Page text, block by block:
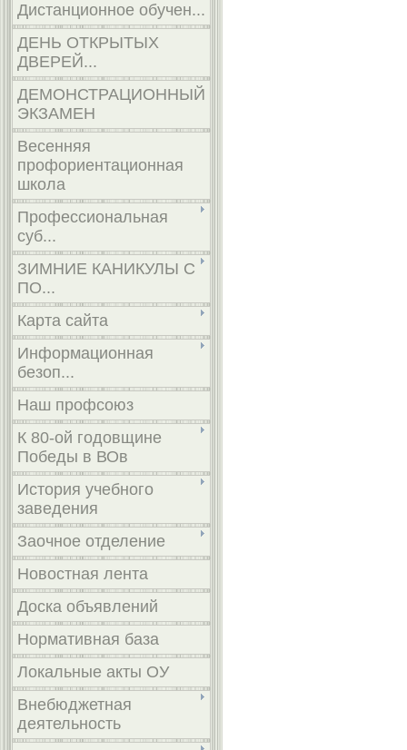
Дистанционное обучен...
ДЕНЬ ОТКРЫТЫХ
ДВЕРЕЙ...
ДЕМОНСТРАЦИОННЫЙ
ЭКЗАМЕН
Весенняя
профориентационная
школа
Профессиональная
суб...
ЗИМНИЕ КАНИКУЛЫ С
ПО...
Карта сайта
Информационная
безоп...
Наш профсоюз
К 80-ой годовщине
Победы в ВОв
История учебного
заведения
Заочное отделение
Новостная лента
Доска объявлений
Нормативная база
Локальные акты ОУ
Внебюджетная
деятельность